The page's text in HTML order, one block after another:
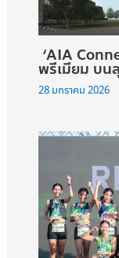
‘AIA
พรีเมียม บน
28 มกราคม 2026